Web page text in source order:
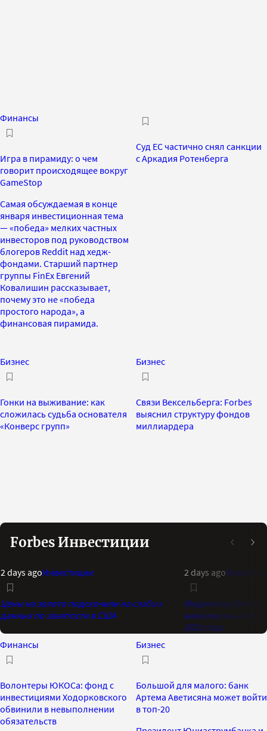
Финансы
Игра в пирамиду: о чем
говорит происходящее вокруг
GameStop
Самая обсуждаемая в конце
января инвестиционная тема
— «победа» мелких частных
инвесторов под руководством
блогеров Reddit над хедж-
фондами. Старший партнер
группы FinEx Евгений
Ковалишин рассказывает,
почему это не «победа
простого народа», а
финансовая пирамида.
Суд ЕС частично снял санкции
с Аркадия Ротенберга
Бизнес
Гонки на выживание: как
сложилась судьба основателя
«Конверс групп»
Бизнес
Связи Вексельберга: Forbes
выяснил структуру фондов
миллиардера
Forbes Инвестиции
2 days agoИнвестиции
Цены на золото подскочили на слабых
данных по занятости в США
2 days ago
Индикатор Bank of
максимальный
2021 года
Финансы
Волонтеры ЮКОСа: фонд с
инвестициями Ходорковского
обвинили в невыполнении
обязательств
Бизнес
Большой для малого: банк
Артема Аветисяна может войти
в топ-20